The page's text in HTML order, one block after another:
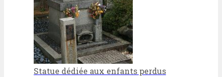
Statue dédiée aux enfants perdus